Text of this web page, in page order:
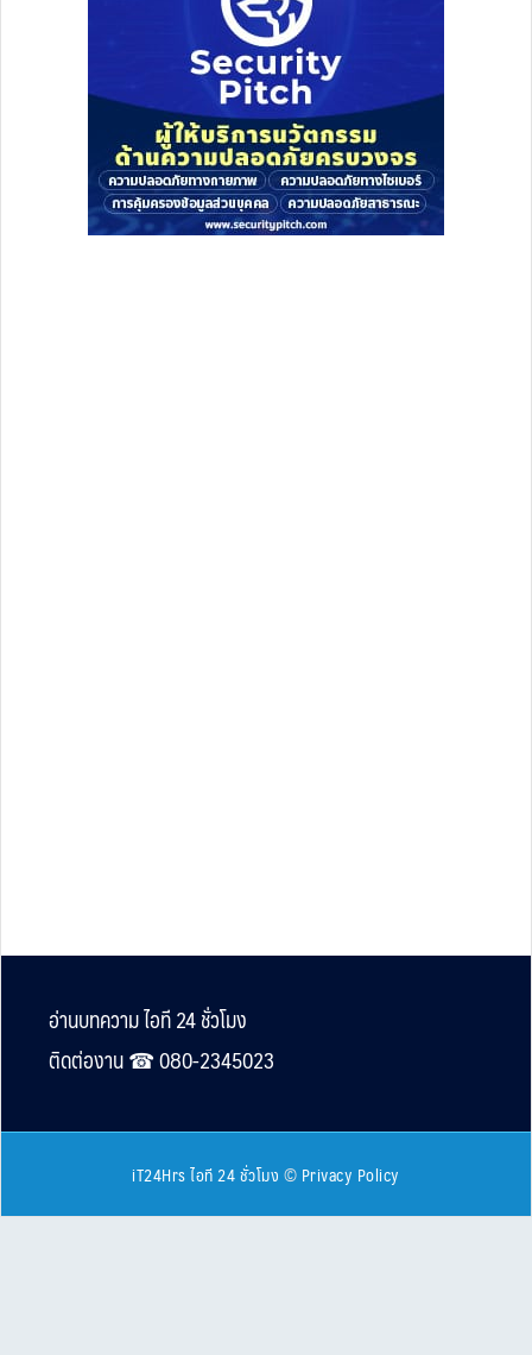
Footer
อ่านบทความ ไอที 24 ชั่วโมง
ติดต่องาน ☎︎ 080-2345023
iT24Hrs ไอที 24 ชั่วโมง © Privacy Policy